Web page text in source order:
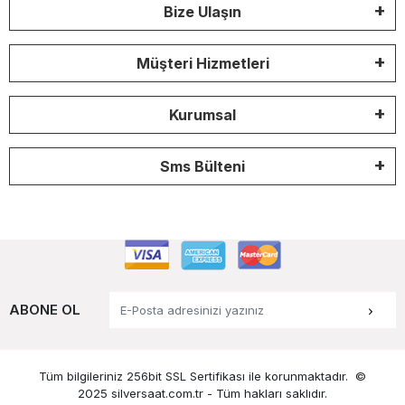
Bize Ulaşın
Müşteri Hizmetleri
Kurumsal
Sms Bülteni
ABONE OL
Tüm bilgileriniz 256bit SSL Sertifikası ile korunmaktadır. ©
2025 silversaat.com.tr - Tüm hakları saklıdır.